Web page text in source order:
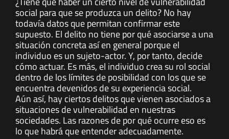
social para que se produzca un delito? No hay
todavía datos que permitan confirmar este
supuesto. El delito no tiene por qué asociarse a una
situación concreta así en general porque el
individuo es un sujeto-actor. Y, por tanto, decide
cómo actuar. Es más, el individuo crea su rol social
dentro de los límites de posibilidad con los que se
encuentra devenidos de su experiencia social.
Aún así, hay ciertos delitos que vienen asociados a
situaciones de vulnerabilidad en nuestras
sociedades. Las razones de por qué ocurre eso es
lo que habrá que entender adecuadamente.